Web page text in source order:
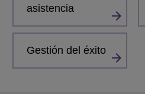
asistencia
Gestión del éxito